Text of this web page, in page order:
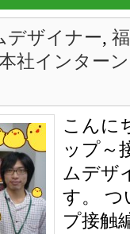
デザイナー,
社インターン
こんに
ップ～
ムデザ
す。 つ
プ接触